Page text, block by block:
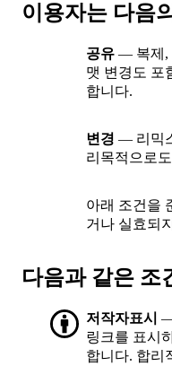
이용자는 다음
공유 — 복제,
맷 변경도 포
합니다.
변경 — 리믹
리목적으로
아래 조건을
거나 실효되
다음과 같은 조
저작자표시
링크를 표시
합니다. 합리